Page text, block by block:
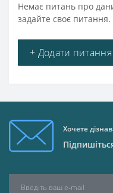
Немає питань про
задайте своє питання.
+ Додати питання
Хочете